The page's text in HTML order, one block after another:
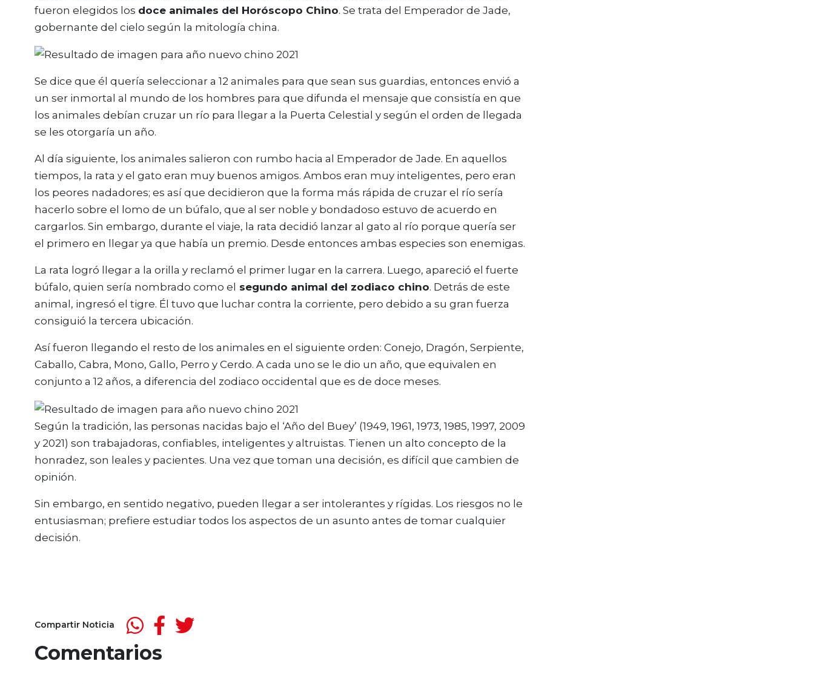
fueron elegidos los doce animales del Horóscopo Chino. Se trata del Emperador de Jade,
gobernante del cielo según la mitología china.
Se dice que él quería seleccionar a 12 animales para que sean sus guardias, entonces envió a
un ser inmortal al mundo de los hombres para que difunda el mensaje que consistía en que
los animales debían cruzar un río para llegar a la Puerta Celestial y según el orden de llegada
se les otorgaría un año.
Al día siguiente, los animales salieron con rumbo hacia al Emperador de Jade. En aquellos
tiempos, la rata y el gato eran muy buenos amigos. Ambos eran muy inteligentes, pero eran
los peores nadadores; es así que decidieron que la forma más rápida de cruzar el río sería
hacerlo sobre el lomo de un búfalo, que al ser noble y bondadoso estuvo de acuerdo en
cargarlos. Sin embargo, durante el viaje, la rata decidió lanzar al gato al río porque quería ser
el primero en llegar ya que había un premio. Desde entonces ambas especies son enemigas.
La rata logró llegar a la orilla y reclamó el primer lugar en la carrera. Luego, apareció el fuerte
búfalo, quien sería nombrado como el segundo animal del zodiaco chino. Detrás de este
animal, ingresó el tigre. Él tuvo que luchar contra la corriente, pero debido a su gran fuerza
consiguió la tercera ubicación.
Así fueron llegando el resto de los animales en el siguiente orden: Conejo, Dragón, Serpiente,
Caballo, Cabra, Mono, Gallo, Perro y Cerdo. A cada uno se le dio un año, que equivalen en
conjunto a 12 años, a diferencia del zodiaco occidental que es de doce meses.
Según la tradición, las personas nacidas bajo el ‘Año del Buey’ (1949, 1961, 1973, 1985, 1997, 2009
y 2021) son trabajadoras, confiables, inteligentes y altruistas. Tienen un alto concepto de la
honradez, son leales y pacientes. Una vez que toman una decisión, es difícil que cambien de
opinión.
Sin embargo, en sentido negativo, pueden llegar a ser intolerantes y rígidas. Los riesgos no le
entusiasman; prefiere estudiar todos los aspectos de un asunto antes de tomar cualquier
decisión.
Compartir Noticia
Comentarios